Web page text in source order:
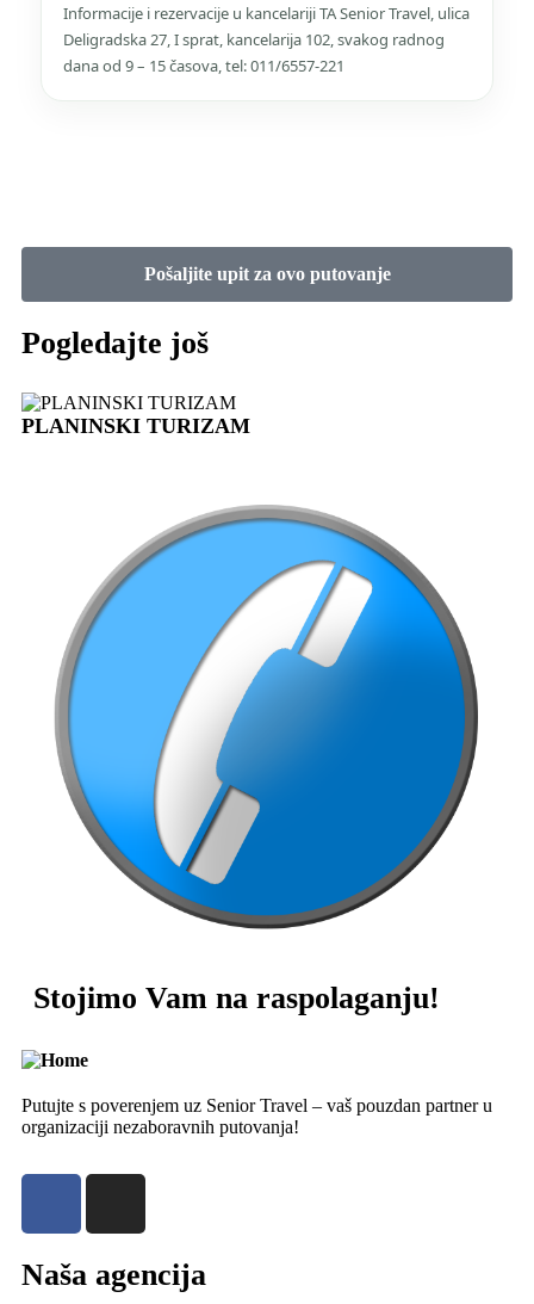
Informacije i rezervacije u kancelariji TA Senior Travel, ulica
Deligradska 27, I sprat, kancelarija 102, svakog radnog
dana od 9 – 15 časova, tel: 011/6557-221
Pošaljite upit za ovo putovanje
Pogledajte još
PLANINSKI TURIZAM
Stojimo Vam na raspolaganju!
Putujte s poverenjem uz Senior Travel – vaš pouzdan partner u
organizaciji nezaboravnih putovanja!
Naša agencija